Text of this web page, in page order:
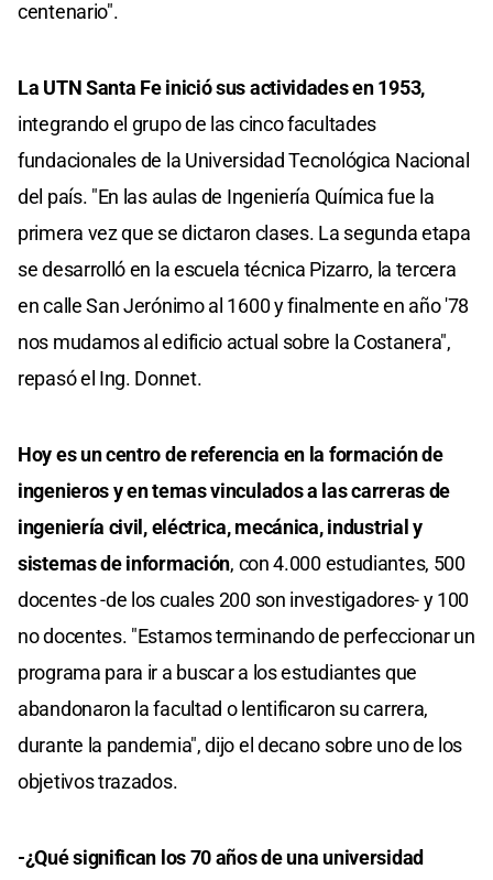
centenario".
La UTN Santa Fe inició sus actividades en 1953,
integrando el grupo de las cinco facultades
fundacionales de la Universidad Tecnológica Nacional
del país. "En las aulas de Ingeniería Química fue la
primera vez que se dictaron clases. La segunda etapa
se desarrolló en la escuela técnica Pizarro, la tercera
en calle San Jerónimo al 1600 y finalmente en año '78
nos mudamos al edificio actual sobre la Costanera",
repasó el Ing. Donnet.
Hoy es un centro de referencia en la formación de
ingenieros y en temas vinculados a las carreras de
ingeniería civil, eléctrica, mecánica, industrial y
sistemas de información, con 4.000 estudiantes, 500
docentes -de los cuales 200 son investigadores- y 100
no docentes. "Estamos terminando de perfeccionar un
programa para ir a buscar a los estudiantes que
abandonaron la facultad o lentificaron su carrera,
durante la pandemia", dijo el decano sobre uno de los
objetivos trazados.
-¿Qué significan los 70 años de una universidad